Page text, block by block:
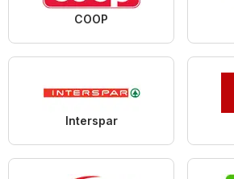
COOP
Interspar